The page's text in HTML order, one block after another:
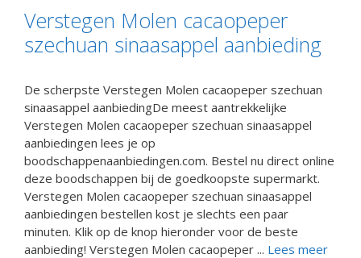
Verstegen Molen cacaopeper
szechuan sinaasappel aanbieding
De scherpste Verstegen Molen cacaopeper szechuan
sinaasappel aanbiedingDe meest aantrekkelijke
Verstegen Molen cacaopeper szechuan sinaasappel
aanbiedingen lees je op
boodschappenaanbiedingen.com. Bestel nu direct online
deze boodschappen bij de goedkoopste supermarkt.
Verstegen Molen cacaopeper szechuan sinaasappel
aanbiedingen bestellen kost je slechts een paar
minuten. Klik op de knop hieronder voor de beste
aanbieding! Verstegen Molen cacaopeper ... Lees meer